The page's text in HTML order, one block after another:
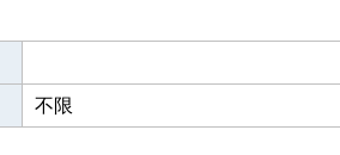
不限